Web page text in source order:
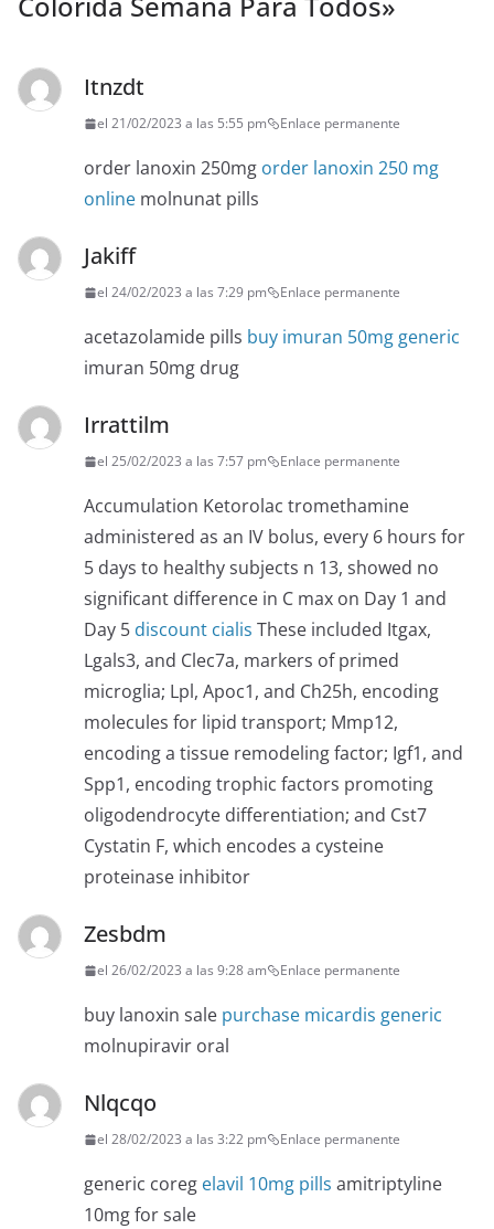
Itnzdt
el 21/02/2023 a las 5:55 pm Enlace permanente
order lanoxin 250mg order lanoxin 250 mg
online molnunat pills
Jakiff
el 24/02/2023 a las 7:29 pm Enlace permanente
acetazolamide pills buy imuran 50mg generic
imuran 50mg drug
Irrattilm
el 25/02/2023 a las 7:57 pm Enlace permanente
Accumulation Ketorolac tromethamine
administered as an IV bolus, every 6 hours for
5 days to healthy subjects n 13, showed no
significant difference in C max on Day 1 and
Day 5 discount cialis These included Itgax,
Lgals3, and Clec7a, markers of primed
microglia; Lpl, Apoc1, and Ch25h, encoding
molecules for lipid transport; Mmp12,
encoding a tissue remodeling factor; Igf1, and
Spp1, encoding trophic factors promoting
oligodendrocyte differentiation; and Cst7
Cystatin F, which encodes a cysteine
proteinase inhibitor
Zesbdm
el 26/02/2023 a las 9:28 am Enlace permanente
buy lanoxin sale purchase micardis generic
molnupiravir oral
Nlqcqo
el 28/02/2023 a las 3:22 pm Enlace permanente
generic coreg elavil 10mg pills amitriptyline
10mg for sale